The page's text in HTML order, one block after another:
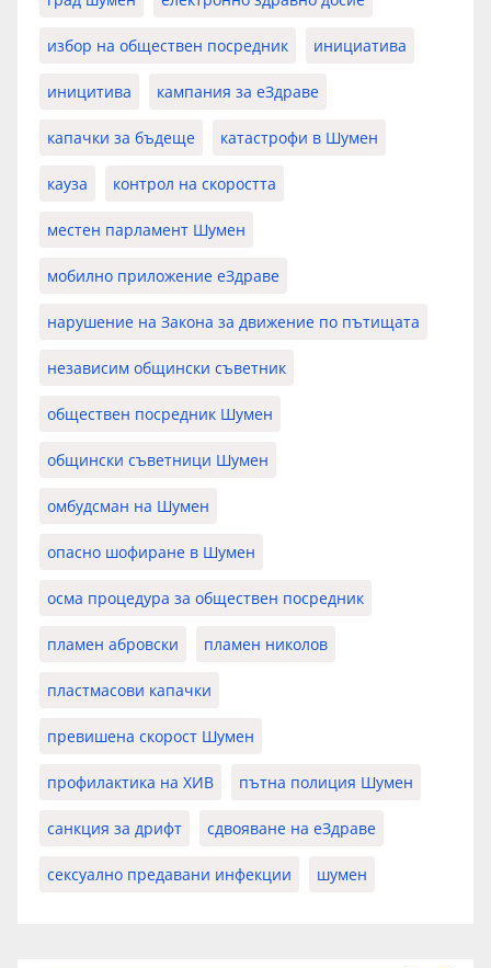
избор на обществен посредник инициатива
иницитива кампания за еЗдраве
капачки за бъдеще катастрофи в Шумен
кауза контрол на скоростта
местен парламент Шумен
мобилно приложение еЗдраве
нарушение на Закона за движение по пътищата
независим общински съветник
обществен посредник Шумен
общински съветници Шумен
омбудсман на Шумен
опасно шофиране в Шумен
осма процедура за обществен посредник
пламен абровски пламен николов
пластмасови капачки
превишена скорост Шумен
профилактика на ХИВ пътна полиция Шумен
санкция за дрифт сдвояване на еЗдраве
сексуално предавани инфекции шумен